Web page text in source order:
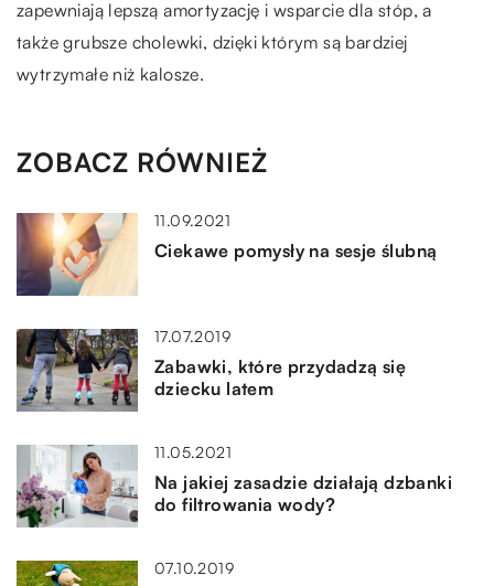
zapewniają lepszą amortyzację i wsparcie dla stóp, a
także grubsze cholewki, dzięki którym są bardziej
wytrzymałe niż kalosze.
ZOBACZ RÓWNIEŻ
11.09.2021
Ciekawe pomysły na sesje ślubną
17.07.2019
Zabawki, które przydadzą się
dziecku latem
11.05.2021
Na jakiej zasadzie działają dzbanki
do filtrowania wody?
07.10.2019